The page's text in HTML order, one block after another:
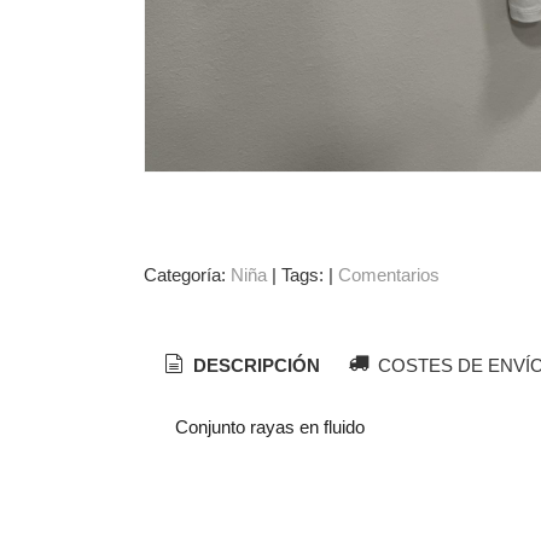
Categoría: Niña| Tags: | Comentarios
DESCRIPCIÓN COSTES DE
Conjunto rayas en fluido